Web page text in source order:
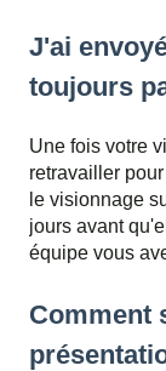
J'ai
toujours
Une fois votre
retravailler
le visionnage
jours avant
équipe vous
Comment